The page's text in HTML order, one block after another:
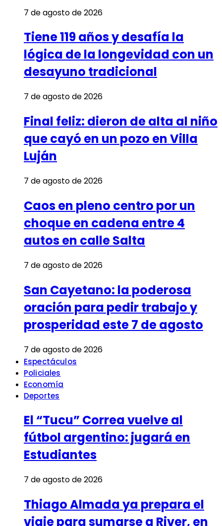
7 de agosto de 2026
Tiene 119 años y desafía la
lógica de la longevidad con un
desayuno tradicional
7 de agosto de 2026
Final feliz: dieron de alta al niño
que cayó en un pozo en Villa
Luján
7 de agosto de 2026
Caos en pleno centro por un
choque en cadena entre 4
autos en calle Salta
7 de agosto de 2026
San Cayetano: la poderosa
oración para pedir trabajo y
prosperidad este 7 de agosto
7 de agosto de 2026
Espectáculos
Policiales
Economía
Deportes
El “Tucu” Correa vuelve al
fútbol argentino: jugará en
Estudiantes
7 de agosto de 2026
Thiago Almada ya prepara el
viaje para sumarse a River, en